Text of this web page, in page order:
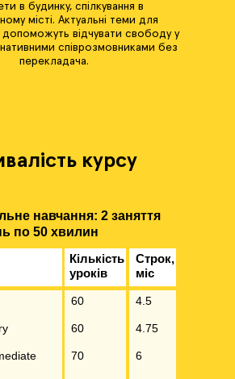
в будинку, спілкування в
місті. Актуальні теми для
відчувати свободу у
нативними співрозмовниками без
перекладача.
курсу
навчання: 2 заняття
по 50 хвилин
Кількість
уроків
Строк,
міс
60 4.5
60 4.75
70 6